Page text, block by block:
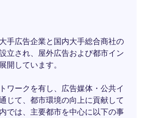
手広告企業と国内大手総合商社の
立され、屋外広告および都市イン
開しています。
ワークを有し、広告媒体・公共イ
じて、都市環境の向上に貢献して
では、主要都市を中心に以下の事